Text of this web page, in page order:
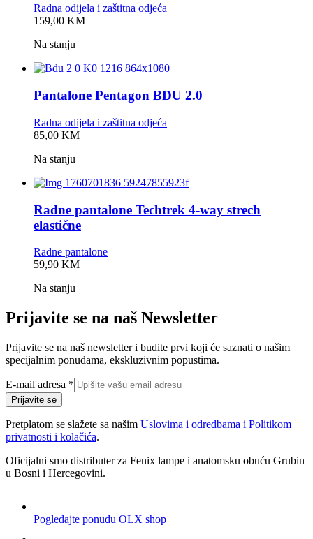
Radna odijela i zaštitna odjeća
0,0
159,00 KM
Na stanju
Pantalone Pentagon BDU 2.0
Radna odijela i zaštitna odjeća
0,0
85,00 KM
Na stanju
Radne pantalone Techtrek 4-way strech
elastične
Radne pantalone
0,0
59,90 KM
Na stanju
Prijavite se na naš Newsletter
Prijavite se na naš newsletter i budite prvi koji će saznati o našim
specijalnim ponudama, ekskluzivnim popustima.
adresa
E-
mail
E-mail adresa *
Prijavite se
Pretplatom se slažete sa našim Uslovima i odredbama i Politikom
privatnosti i kolačića.
Oficijalni smo distributer za Fenix lampe i anatomsku obuću Grubin
u Bosni i Hercegovini.
Pogledajte ponudu OLX shop